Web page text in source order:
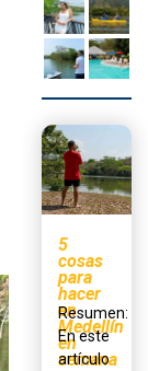
5
cosas
para
hacer
en
Medellín
en
semana
Resumen:
En este
artículo